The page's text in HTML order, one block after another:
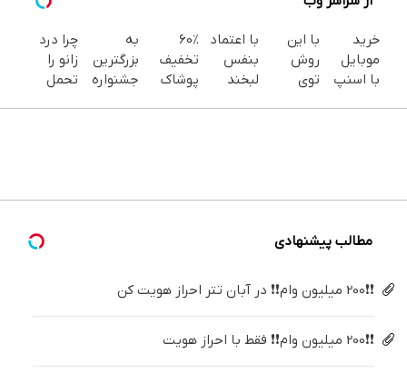
خرید
موبایل
با اسنپ
با این
روش
توی
با اعتماد
بنفس
لبخند
60%
تخفیف
پوشاک
به
بزرگترین
جشنواره
چرا درد
زانو را
تحمل
کن
مطالب پیشنهادی
❗❗200 میلیون وام❗❗ در آبان تتر احراز هویت کن
❗❗200 میلیون وام❗❗ فقط با احراز هویت